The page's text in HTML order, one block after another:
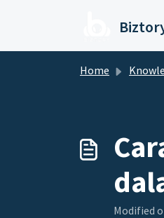
Home
Modified